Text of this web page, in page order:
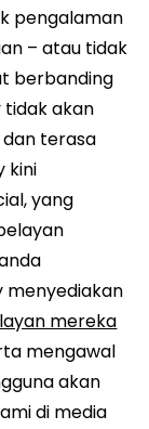
pengalaman
– atau tidak
berbanding
tidak akan
terasa
kini
yang
menyediakan
mereka
mengawal
akan
di media